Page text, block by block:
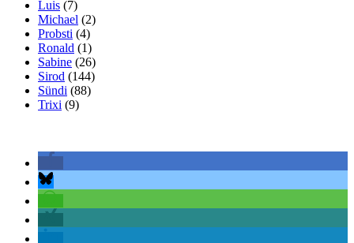
Luis (7)
Michael (2)
Probsti (4)
Ronald (1)
Sabine (26)
Sirod (144)
Sündi (88)
Trixi (9)